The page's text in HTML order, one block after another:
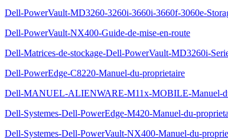
Dell-PowerVault-MD3260-3260i-3660i-3660f-3060e-
Dell-PowerVault-NX400-Guide-de-mise-en-route
Dell-Matrices-de-stockage-Dell-PowerVault-MD3260i-
Dell-PowerEdge-C8220-Manuel-du-proprietaire
Dell-MANUEL-ALIENWARE-M11x-MOBILE-Manuel-
Dell-Systemes-Dell-PowerEdge-M420-Manuel-du-
Dell-Systemes-Dell-PowerVault-NX400-Manuel-du-